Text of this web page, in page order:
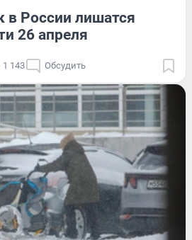
в России лишатся
26 апреля
1 143 Обсудить